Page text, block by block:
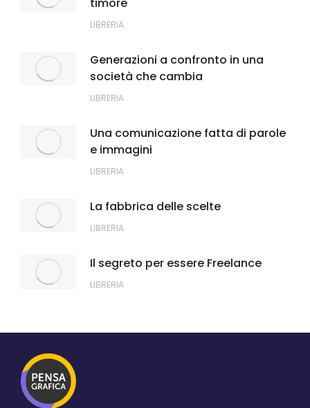
LIBRERIA
Generazioni a confronto in una
società che cambia
LIBRERIA
Una comunicazione fatta di parole
e immagini
LIBRERIA
La fabbrica delle scelte
LIBRERIA
Il segreto per essere Freelance
LIBRERIA